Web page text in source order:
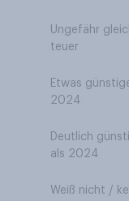
Ungefähr
teuer
Etwas
2024
Deutlich
als 2024
Weiß nicht /